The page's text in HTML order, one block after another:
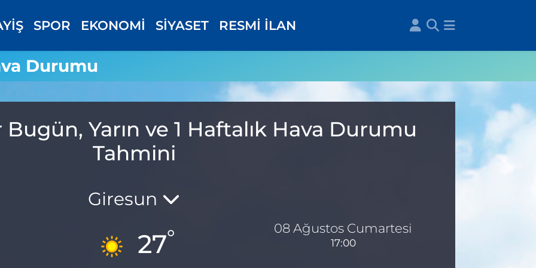
SPOR EKONOMİ SİYASET RESMİ İLAN
Durumu
Yarın ve 1 Haftalık Hava Durumu
Tahmini
Giresun
27° 08 Ağustos Cumartesi
17:00